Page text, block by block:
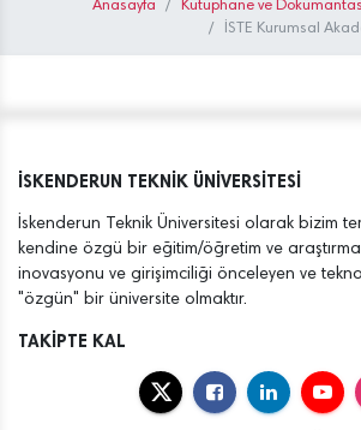
Anasayfa
Kütüphane ve
İSTE Kurumsal
İSKENDERUN TEKNİK ÜNİVERSİTESİ
İskenderun Teknik Üniversitesi olarak bizim
kendine özgü bir eğitim/öğretim ve
inovasyonu ve girişimciliği önceleyen ve
"özgün" bir üniversite olmaktır.
TAKİPTE KAL